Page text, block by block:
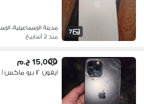
7
مدينة الإسماعيلية،
منذ 2 أسابيع
15,000 ج.م
ايفون ١٢ برو ماكس | iPhone 12pro max